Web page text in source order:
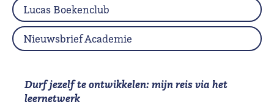
Durf jezelf te ontwikkelen: mijn reis via het
leernetwerk
Lucas Boekenclub
Nieuwsbrief Academie